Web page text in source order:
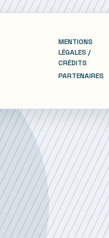
MENTIONS
LÉGALES /
CRÉDITS
PARTENAIRES